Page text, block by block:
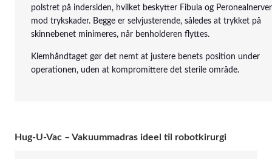
polstret på indersiden, hvilket beskytter Fibula og
mod trykskader. Begge er selvjusterende, således at trykket på
skinnebenet minimeres, når benholderen flyttes.
Klemhåndtaget gør det nemt at justere benets position under
operationen, uden at kompromittere det sterile område.
Hug-U-Vac – Vakuummadras ideel til robotkirurgi